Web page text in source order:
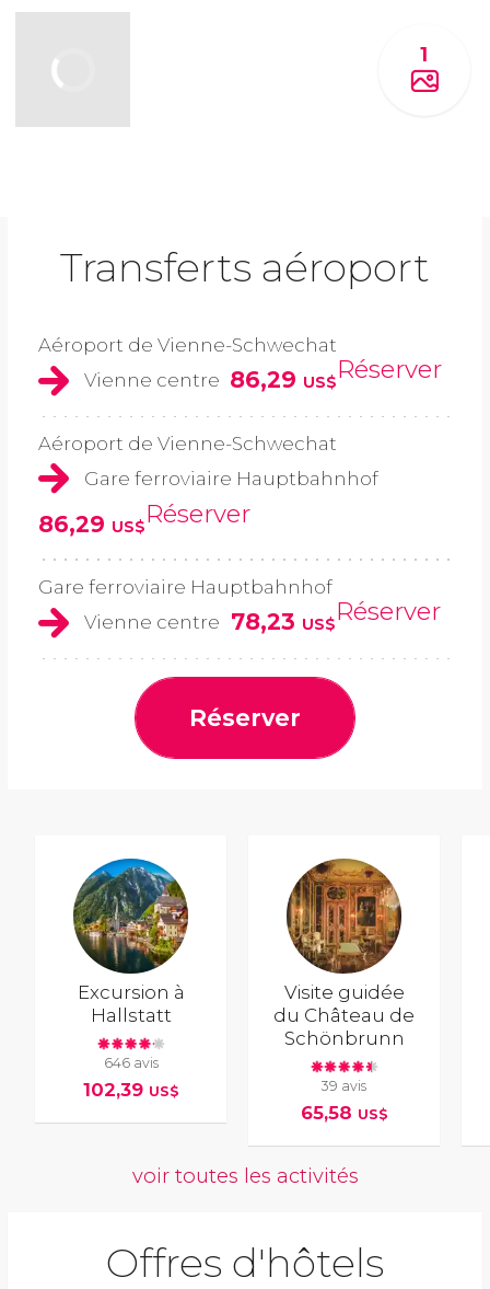
1
Transferts aéroport
Aéroport de Vienne-Schwechat
Vienne centre 86,29 US$Réserver
Aéroport de Vienne-Schwechat
Gare ferroviaire Hauptbahnhof
86,29 US$Réserver
Gare ferroviaire Hauptbahnhof
Vienne centre 78,23 US$Réserver
Réserver
Excursion à
Hallstatt
646 avis
102,39 US$
Visite guidée
du Château de
Schönbrunn
39 avis
65,58 US$
voir toutes les activités
Offres d'hôtels